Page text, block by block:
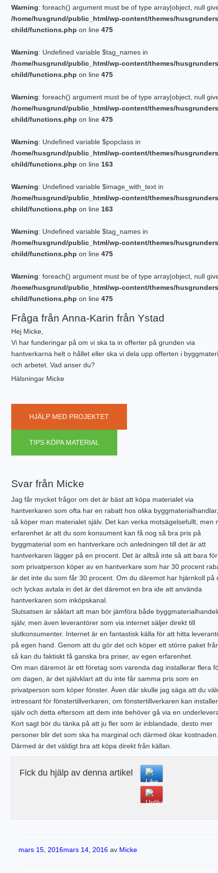
PLINTGRUND
TJÄLDJUP
VATTENBUREN GOLVVÄRME
Warning: foreach() argument must be of type array|object, null
/home/husgrund/public_html/wp-content/themes/
child/functions.php on line 475
Warning: Undefined variable $tag_names in
/home/husgrund/public_html/wp-content/themes/
child/functions.php on line 475
Warning: foreach() argument must be of type array|object, null
/home/husgrund/public_html/wp-content/themes/
child/functions.php on line 475
Warning: Undefined variable $popclass in
/home/husgrund/public_html/wp-content/themes/
child/functions.php on line 163
Warning: Undefined variable $image_with_text in
/home/husgrund/public_html/wp-content/themes/
child/functions.php on line 163
Warning: Undefined variable $tag_names in
/home/husgrund/public_html/wp-content/themes/
child/functions.php on line 475
Warning: foreach() argument must be of type array|object, null
/home/husgrund/public_html/wp-content/themes/
child/functions.php on line 475
Fråga från Anna-Karin från Ystad
Hej Micke,
Vi har funderingar på om vi ska ta in offerter på grunden via
hantverkarna helt o hållet eller ska vi dela upp offerten i
och arbetet. Vad anser du?
Hälsningar Micke
HJÄLP MED PROJEKTET
TIPS KÖPA MATERIAL
Svar från Micke
Jag får mycket frågor om det är bäst att köpa materialet via
hantverkaren som ofta har en rabatt hos olika
så köper man materialet själv. Det kan verka motsägelsefullt, men
erfarenhet är att du som konsument kan få nog så bra pris på
byggmaterial som en hantverkare och anledningen till det är att
hantverkaren lägger på en procent. Det är alltså inte så att bara
som privatperson köper av en hantverkare som har 30 procent
är det inte du som får 30 procent. Om du däremot har hjärnkoll på
och lyckas avtala in det är det däremot en bra ide att använda
hantverkaren som inköpskanal.
Slutsatsen är såklart att man bör jämföra både
själv, men även leverantörer som via internet säljer direkt till
slutkonsumenter. Internet är en fantastisk källa för att hitta
på egen hand. Genom att du gör det och köper ett större paket
så kan du faktiskt få ganska bra priser, av egen erfarenhet.
Om man däremot är ett företag som varenda dag installerar flera
om dagen, är det självklart att du inte får samma pris som en
privatperson som köper fönster. Även där skulle jag säga att du
intressant för fönstertillverkaren, om fönstertillverkaren kan
själv och detta eftersom att dem inte behöver gå via en
Kort sagt bör du tänka på att ju fler som är inblandade, desto mer
personer blir det som ska ha marginal och därmed ökar kostnaden.
Därmed är det väldigt bra att köpa direkt från källan.
Fick du hjälp av denna artikel
Publicerat
mars 15, 2016mars 14, 2016 av Micke